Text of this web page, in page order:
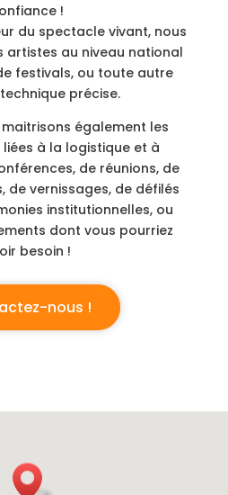
!
du spectacle vivant, nous
artistes au niveau national
festivals, ou toute autre
précise.
également les
à la logistique et à
de réunions, de
de vernissages, de défilés
institutionnelles, ou
dont vous pourriez
besoin !
nous !